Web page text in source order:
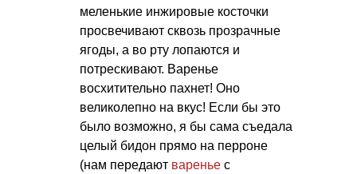
меленькие инжировые косточки
просвечивают сквозь прозрачные
ягоды, а во рту лопаются и
потрескивают. Варенье
восхитительно пахнет! Оно
великолепно на вкус! Если бы это
было возможно, я бы сама съедала
целый бидон прямо на перроне
(нам передают варенье с